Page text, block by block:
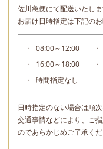
佐川急便にて配送いたしま
お届け日時指定は下記の
08:00～12:00
16:00～18:00
時間指定なし
日時指定のない場合は順次
交通事情などにより、ご
のであらかじめご了承くだ